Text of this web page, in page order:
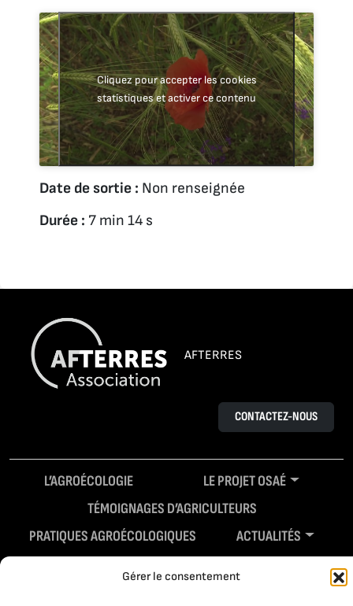
Gérer le consentement
Cliquez pour accepter les cookies
statistiques et activer ce contenu
Date de sortie : Non renseignée
Durée : 7 min 14 s
AFTERRES
CONTACTEZ-NOUS
L’AGROÉCOLOGIE
LE PROJET OSAÉ
TÉMOIGNAGES D’AGRICULTEURS
PRATIQUES AGROÉCOLOGIQUES
ACTUALITÉS